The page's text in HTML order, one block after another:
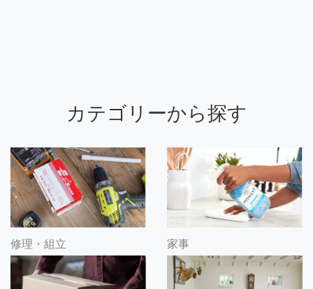
カテゴリーから探す
修理・組立 家事